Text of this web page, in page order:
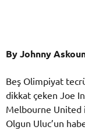
By Johnny
Beş Olimpiyat
dikkat çeken Joe
Melbourne United
Olgun Uluc’un